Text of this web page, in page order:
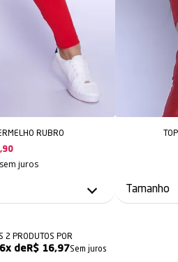
RUBRO
sem juros
2 PRODUTOS
6x R$ 16,97Sem juros